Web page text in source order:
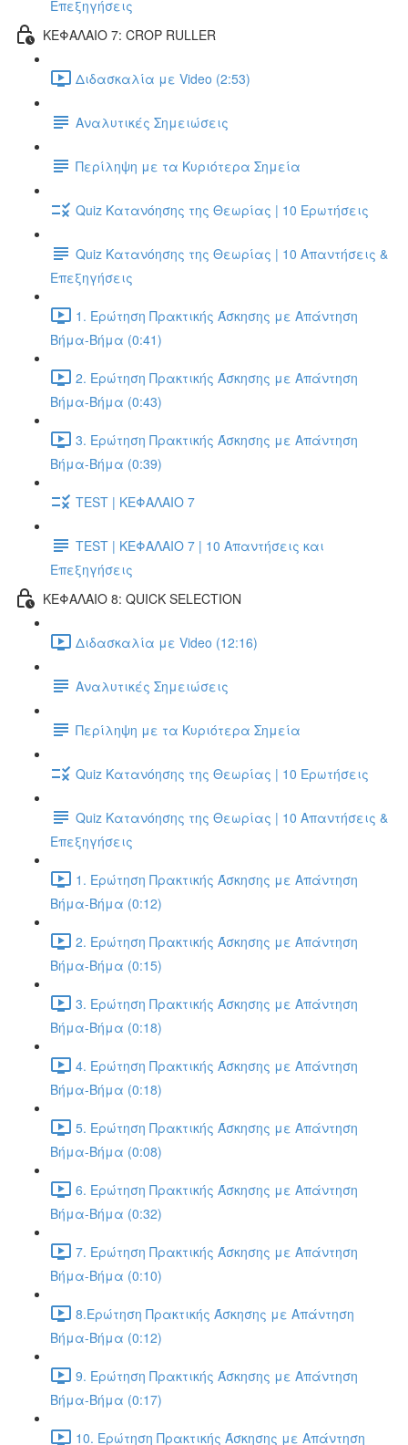
Επεξηγήσεις
ΚΕΦΑΛΑΙΟ 7: CROP RULLER
Διδασκαλία με Video (2:53)
Αναλυτικές Σημειώσεις
Περίληψη με τα Κυριότερα Σημεία
Quiz Κατανόησης της Θεωρίας | 10 Ερωτήσεις
Quiz Κατανόησης της Θεωρίας | 10 Απαντήσεις &
Επεξηγήσεις
1. Ερώτηση Πρακτικής Άσκησης με Απάντηση
Βήμα-Βήμα (0:41)
2. Ερώτηση Πρακτικής Άσκησης με Απάντηση
Βήμα-Βήμα (0:43)
3. Ερώτηση Πρακτικής Άσκησης με Απάντηση
Βήμα-Βήμα (0:39)
TEST | ΚΕΦΑΛΑΙΟ 7
TEST | ΚΕΦΑΛΑΙΟ 7 | 10 Απαντήσεις και
Επεξηγήσεις
ΚΕΦΑΛΑΙΟ 8: QUICK SELECTION
Διδασκαλία με Video (12:16)
Αναλυτικές Σημειώσεις
Περίληψη με τα Κυριότερα Σημεία
Quiz Κατανόησης της Θεωρίας | 10 Ερωτήσεις
Quiz Κατανόησης της Θεωρίας | 10 Απαντήσεις &
Επεξηγήσεις
1. Ερώτηση Πρακτικής Άσκησης με Απάντηση
Βήμα-Βήμα (0:12)
2. Ερώτηση Πρακτικής Άσκησης με Απάντηση
Βήμα-Βήμα (0:15)
3. Ερώτηση Πρακτικής Άσκησης με Απάντηση
Βήμα-Βήμα (0:18)
4. Ερώτηση Πρακτικής Άσκησης με Απάντηση
Βήμα-Βήμα (0:18)
5. Ερώτηση Πρακτικής Άσκησης με Απάντηση
Βήμα-Βήμα (0:08)
6. Ερώτηση Πρακτικής Άσκησης με Απάντηση
Βήμα-Βήμα (0:32)
7. Ερώτηση Πρακτικής Άσκησης με Απάντηση
Βήμα-Βήμα (0:10)
8.Ερώτηση Πρακτικής Άσκησης με Απάντηση
Βήμα-Βήμα (0:12)
9. Ερώτηση Πρακτικής Άσκησης με Απάντηση
Βήμα-Βήμα (0:17)
10. Ερώτηση Πρακτικής Άσκησης με Απάντηση